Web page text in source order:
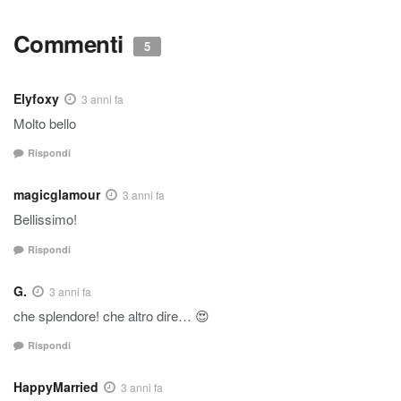
Commenti 5
Elyfoxy 3 anni fa
Molto bello
Rispondi
magicglamour 3 anni fa
Bellissimo!
Rispondi
G. 3 anni fa
che splendore! che altro dire… 😍
Rispondi
HappyMarried 3 anni fa